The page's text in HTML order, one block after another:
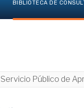
BIBLIOTECA DE
Público de